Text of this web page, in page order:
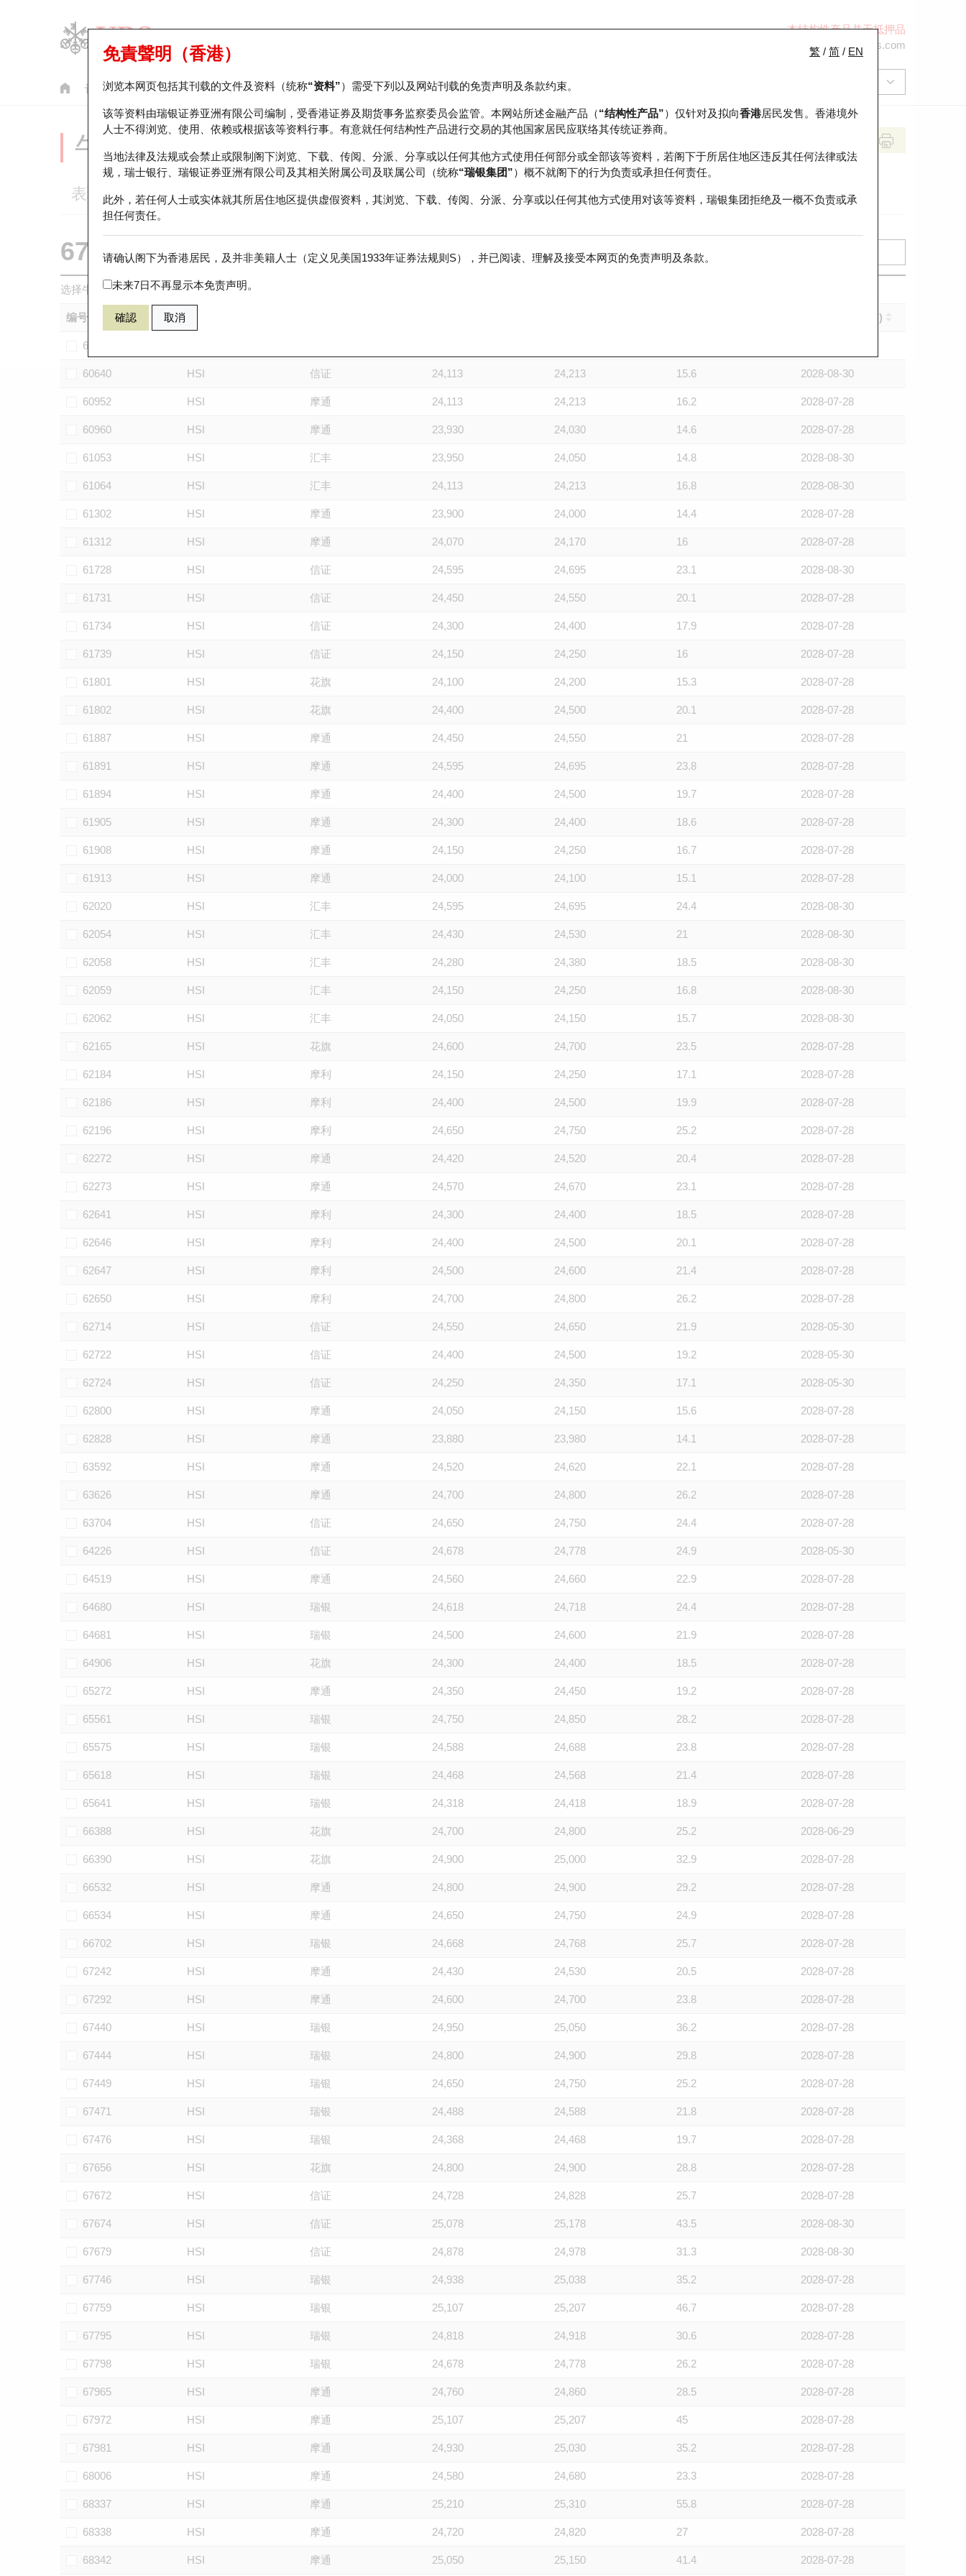
本结构性产品并无抵押品
ol-hkwarrants@ubs.com
认股证 牛熊证 美股指数产品 轮证市场统计 正股数据及市场统计 瑞银轮证教室
繁 / 简 / EN
免責聲明（香港）
浏览本网页包括其刊载的文件及资料（统称“资料”）需受下列以及网站刊载的免责声明及条款约束。
该等资料由瑞银证券亚洲有限公司编制，受香港证券及期货事务监察委员会监管。本网站所述金融产品（“结构性产品”）仅针对及拟向香港居民发售。香港境外
人士不得浏览、使用、依赖或根据该等资料行事。有意就任何结构性产品进行交易的其他国家居民应联络其传统证券商。
当地法律及法规或会禁止或限制阁下浏览、下载、传阅、分派、分享或以任何其他方式使用任何部分或全部该等资料，若阁下于所居住地区违反其任何法律或法
规，瑞士银行、瑞银证券亚洲有限公司及其相关附属公司及联属公司（统称“瑞银集团”）概不就阁下的行为负责或承担任何责任。
此外，若任何人士或实体就其所居住地区提供虚假资料，其浏览、下载、传阅、分派、分享或以任何其他方式使用对该等资料，瑞银集团拒绝及一概不负责或承
担任何责任。
请确认阁下为香港居民，及并非美籍人士（定义见美国1933年证券法规则S），并已阅读、理解及接受本网页的免责声明及条款。
未来7日不再显示本免责声明。
確認 取消
牛熊证分析仪
表现 街货统计 比较
67438 瑞银牛证 HSI 恒生指数
选择牛熊证作比较 *你可以选择最多五只牛熊证
编号 到期日 (年-月-日)
60102
60640 HSI 信证 24,113 24,213 15.6 2028-08-30
60952 HSI 摩通 24,113 24,213 16.2 2028-07-28
60960 HSI 摩通 23,930 24,030 14.6 2028-07-28
61053 HSI 汇丰 23,950 24,050 14.8 2028-08-30
61064 HSI 汇丰 24,113 24,213 16.8 2028-08-30
61302 HSI 摩通 23,900 24,000 14.4 2028-07-28
61312 HSI 摩通 24,070 24,170 16 2028-07-28
61728 HSI 信证 24,595 24,695 23.1 2028-08-30
61731 HSI 信证 24,450 24,550 20.1 2028-07-28
61734 HSI 信证 24,300 24,400 17.9 2028-07-28
61739 HSI 信证 24,150 24,250 16 2028-07-28
61801 HSI 花旗 24,100 24,200 15.3 2028-07-28
61802 HSI 花旗 24,400 24,500 20.1 2028-07-28
61887 HSI 摩通 24,450 24,550 21 2028-07-28
61891 HSI 摩通 24,595 24,695 23.8 2028-07-28
61894 HSI 摩通 24,400 24,500 19.7 2028-07-28
61905 HSI 摩通 24,300 24,400 18.6 2028-07-28
61908 HSI 摩通 24,150 24,250 16.7 2028-07-28
61913 HSI 摩通 24,000 24,100 15.1 2028-07-28
62020 HSI 汇丰 24,595 24,695 24.4 2028-08-30
62054 HSI 汇丰 24,430 24,530 21 2028-08-30
62058 HSI 汇丰 24,280 24,380 18.5 2028-08-30
62059 HSI 汇丰 24,150 24,250 16.8 2028-08-30
62062 HSI 汇丰 24,050 24,150 15.7 2028-08-30
62165 HSI 花旗 24,600 24,700 23.5 2028-07-28
62184 HSI 摩利 24,150 24,250 17.1 2028-07-28
62186 HSI 摩利 24,400 24,500 19.9 2028-07-28
62196 HSI 摩利 24,650 24,750 25.2 2028-07-28
62272 HSI 摩通 24,420 24,520 20.4 2028-07-28
62273 HSI 摩通 24,570 24,670 23.1 2028-07-28
62641 HSI 摩利 24,300 24,400 18.5 2028-07-28
62646 HSI 摩利 24,400 24,500 20.1 2028-07-28
62647 HSI 摩利 24,500 24,600 21.4 2028-07-28
62650 HSI 摩利 24,700 24,800 26.2 2028-07-28
62714 HSI 信证 24,550 24,650 21.9 2028-05-30
62722 HSI 信证 24,400 24,500 19.2 2028-05-30
62724 HSI 信证 24,250 24,350 17.1 2028-05-30
62800 HSI 摩通 24,050 24,150 15.6 2028-07-28
62828 HSI 摩通 23,880 23,980 14.1 2028-07-28
63592 HSI 摩通 24,520 24,620 22.1 2028-07-28
63626 HSI 摩通 24,700 24,800 26.2 2028-07-28
63704 HSI 信证 24,650 24,750 24.4 2028-07-28
64226 HSI 信证 24,678 24,778 24.9 2028-05-30
64519 HSI 摩通 24,560 24,660 22.9 2028-07-28
64680 HSI 瑞银 24,618 24,718 24.4 2028-07-28
64681 HSI 瑞银 24,500 24,600 21.9 2028-07-28
64906 HSI 花旗 24,300 24,400 18.5 2028-07-28
65272 HSI 摩通 24,350 24,450 19.2 2028-07-28
65561 HSI 瑞银 24,750 24,850 28.2 2028-07-28
65575 HSI 瑞银 24,588 24,688 23.8 2028-07-28
65618 HSI 瑞银 24,468 24,568 21.4 2028-07-28
65641 HSI 瑞银 24,318 24,418 18.9 2028-07-28
66388 HSI 花旗 24,700 24,800 25.2 2028-06-29
66390 HSI 花旗 24,900 25,000 32.9 2028-07-28
66532 HSI 摩通 24,800 24,900 29.2 2028-07-28
66534 HSI 摩通 24,650 24,750 24.9 2028-07-28
66702 HSI 瑞银 24,668 24,768 25.7 2028-07-28
67242 HSI 摩通 24,430 24,530 20.5 2028-07-28
67292 HSI 摩通 24,600 24,700 23.8 2028-07-28
67440 HSI 瑞银 24,950 25,050 36.2 2028-07-28
67444 HSI 瑞银 24,800 24,900 29.8 2028-07-28
67449 HSI 瑞银 24,650 24,750 25.2 2028-07-28
67471 HSI 瑞银 24,488 24,588 21.8 2028-07-28
67476 HSI 瑞银 24,368 24,468 19.7 2028-07-28
67656 HSI 花旗 24,800 24,900 28.8 2028-07-28
67672 HSI 信证 24,728 24,828 25.7 2028-07-28
67674 HSI 信证 25,078 25,178 43.5 2028-08-30
67679 HSI 信证 24,878 24,978 31.3 2028-08-30
67746 HSI 瑞银 24,938 25,038 35.2 2028-07-28
67759 HSI 瑞银 25,107 25,207 46.7 2028-07-28
67795 HSI 瑞银 24,818 24,918 30.6 2028-07-28
67798 HSI 瑞银 24,678 24,778 26.2 2028-07-28
67965 HSI 摩通 24,760 24,860 28.5 2028-07-28
67972 HSI 摩通 25,107 25,207 45 2028-07-28
67981 HSI 摩通 24,930 25,030 35.2 2028-07-28
68006 HSI 摩通 24,580 24,680 23.3 2028-07-28
68337 HSI 摩通 25,210 25,310 55.8 2028-07-28
68338 HSI 摩通 24,720 24,820 27 2028-07-28
68342 HSI 摩通 25,050 25,150 41.4 2028-07-28